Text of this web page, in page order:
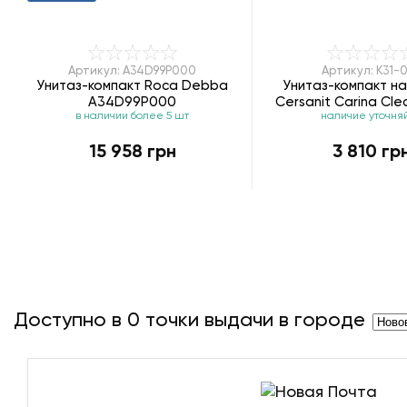
Артикул: A34D99P000
Унитаз-компакт Roca Debba
A34D99P000
в наличии более 5 шт
15 958 грн
Артикул: K31-
Унитаз-компакт
Cersanit Carina
045 soft-
наличие
3 810
Доступно в 0 точки выдачи в городе